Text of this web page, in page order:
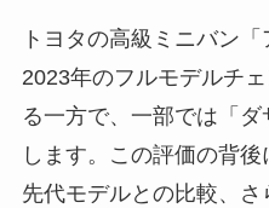
トヨタの高級ミニバン
2023年のフルモデルチ
る一方で、一部では「
します。この評価の背
先代モデルとの比較、